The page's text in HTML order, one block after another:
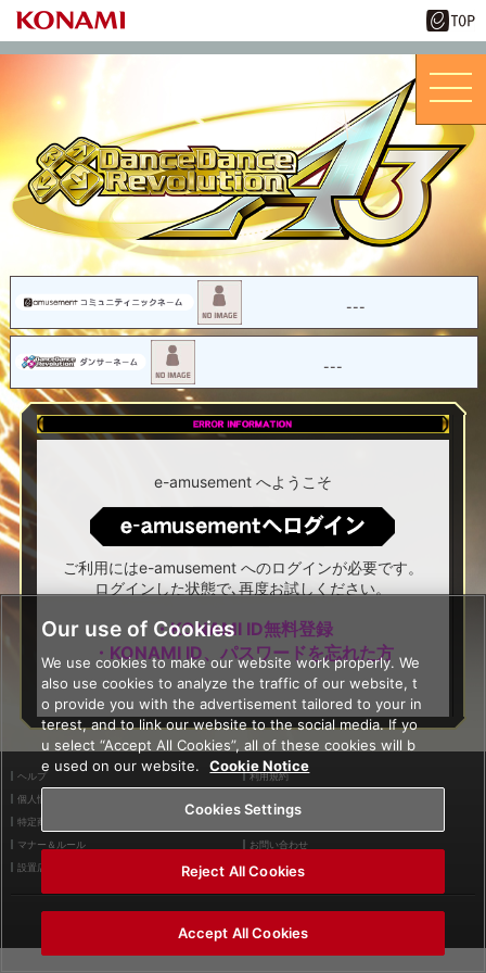
---
---
e-amusement へようこそ
ログインはこちら
ご利用にはe-amusement へのログインが必要です。
ログインした状態で､再度お試しください。
・KONAMI ID無料登録
・KONAMI ID、パスワードを忘れた方
ヘルプ
利用規約
個人情報等保護方針
特定商取引法に基づく表示
サイトポリシー
マナー＆ルール
お問い合わせ
設置店舗検索
Cookies Settings
Our use of Cookies
We use cookies to make our website work properly. We
also use cookies to analyze the traffic of our website, t
o provide you with the advertisement tailored to your in
terest, and to link our website to the social media. If yo
u select “Accept All Cookies”, all of these cookies will b
e used on our website.
Cookie Notice
Cookies Settings
Reject All Cookies
Accept All Cookies